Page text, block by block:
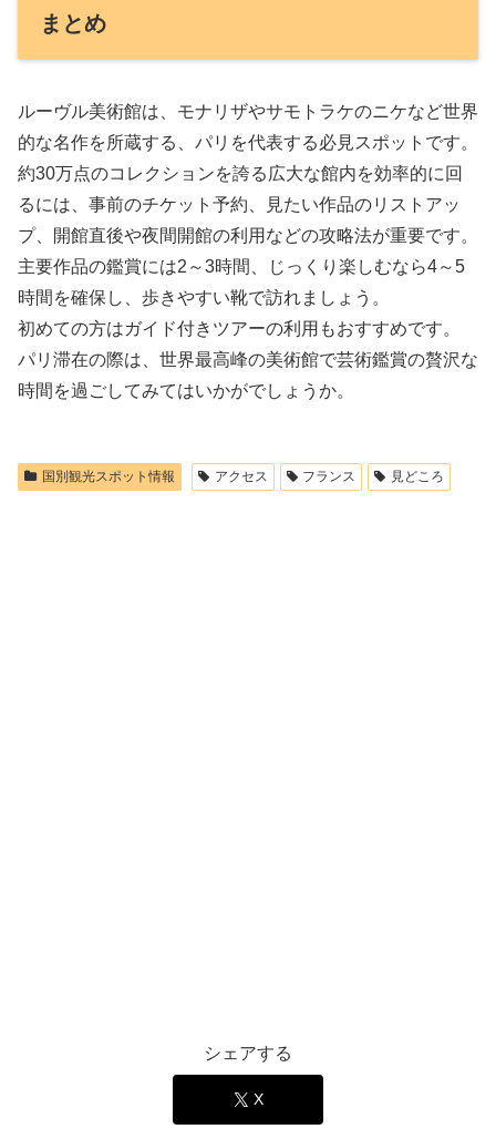
まとめ
ルーヴル美術館は、モナリザやサモトラケのニケなど世界
的な名作を所蔵する、パリを代表する必見スポットです。
約30万点のコレクションを誇る広大な館内を効率的に回
るには、事前のチケット予約、見たい作品のリストアッ
プ、開館直後や夜間開館の利用などの攻略法が重要です。
主要作品の鑑賞には2～3時間、じっくり楽しむなら4～5
時間を確保し、歩きやすい靴で訪れましょう。
初めての方はガイド付きツアーの利用もおすすめです。
パリ滞在の際は、世界最高峰の美術館で芸術鑑賞の贅沢な
時間を過ごしてみてはいかがでしょうか。
国別観光スポット情報 アクセス フランス 見どころ
シェアする
X